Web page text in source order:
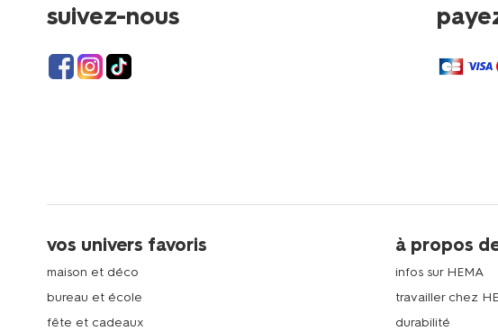
suivez-nous
vos univers favoris
maison et déco
bureau et école
fête et cadeaux
à propos
infos sur HEMA
travailler chez
durabilité